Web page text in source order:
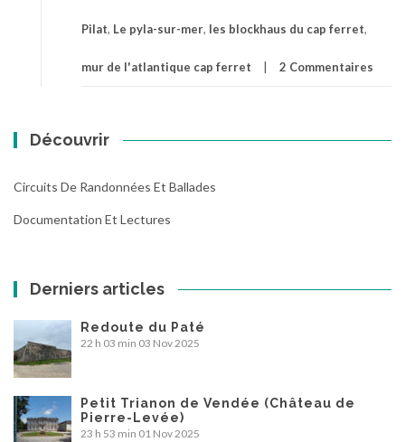
Pilat, Le pyla-sur-mer, les blockhaus du cap ferret,
mur de l'atlantique cap ferret 2 Commentaires
Découvrir
Circuits De Randonnées Et Ballades
Documentation Et Lectures
Derniers articles
Redoute du Paté
22 h 03 min 03 Nov 2025
Petit Trianon de Vendée (Château de
Pierre-Levée)
23 h 53 min 01 Nov 2025